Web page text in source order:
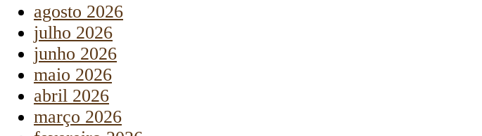
agosto 2026
julho 2026
junho 2026
maio 2026
abril 2026
março 2026